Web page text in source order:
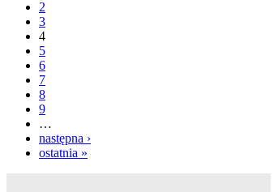
2
3
4
5
6
7
8
9
…
następna ›
ostatnia »